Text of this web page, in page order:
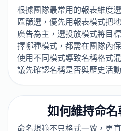
根據團隊最常用的報表維度
區篩選，優先用報表模式把
廣告為主，選投放模式將目
擇哪種模式，都需在團隊內
使用不同模式導致名稱格式
議先確認名稱是否與歷史活
如何維持命
命名規範不只格式一致，更